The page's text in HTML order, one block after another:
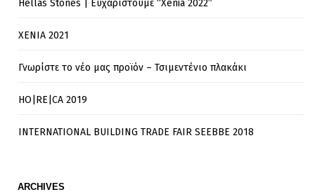
Hellas Stones | Ευχαριστούμε “Xenia 2022”
XENIA 2021
Γνωρίστε το νέο μας προϊόν – Τσιμεντένιο πλακάκι
HO|RE|CA 2019
INTERNATIONAL BUILDING TRADE FAIR SEEBBE 2018
ARCHIVES